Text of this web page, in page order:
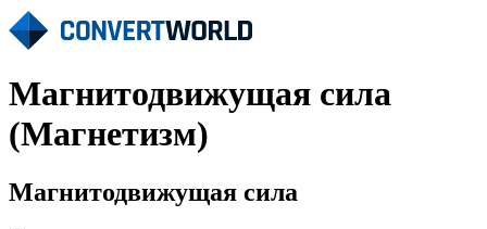
Магнитодвижущая сила
(Магнетизм)
Магнитодвижущая сила